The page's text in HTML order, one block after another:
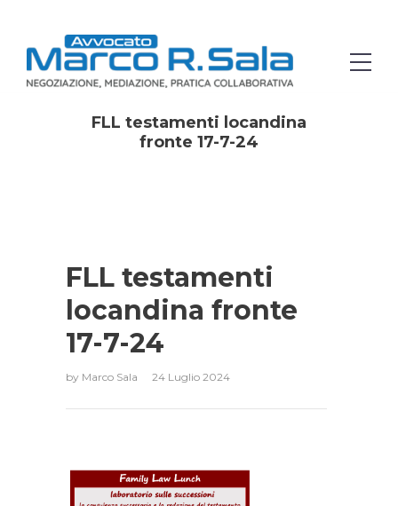
FLL testamenti locandina
fronte 17-7-24
FLL testamenti
locandina fronte
17-7-24
by Marco Sala 24 Luglio 2024